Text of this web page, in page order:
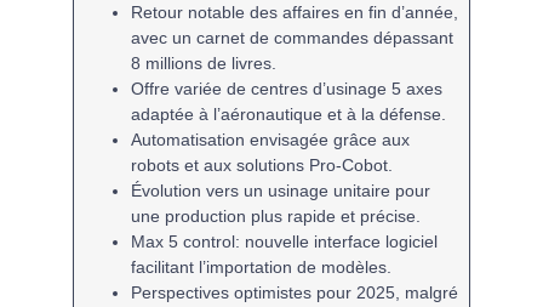
Retour notable des affaires en fin d’année,
avec uncarnet de commandes dépassant
8 millions de livres
Offre variée de centres d’usinage5 axes
adaptée à l’aéronautique et à la défense.
Automatisation envisagée grâce aux
robots et auxsolutions Pro-Cobot
Évolution vers un usinage unitaire pour
une production plus rapide et précise.
Max 5 control: nouvelle interface logiciel
facilitant l’importation de modèles.
Perspectives optimistes pour 2025 , malgré